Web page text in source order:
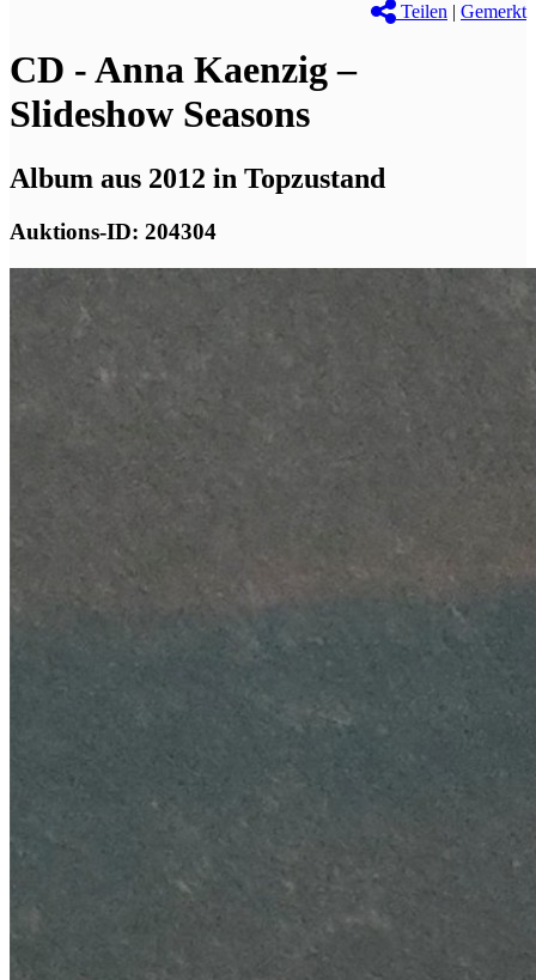
Teilen | Gemerkt
CD - Anna Kaenzig –
Slideshow Seasons
Album aus 2012 in Topzustand
Auktions-ID: 204304